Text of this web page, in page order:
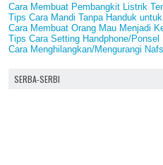
Cara Membuat Pembangkit Listrik
Tips Cara Mandi Tanpa Handuk
Cara Membuat Orang Mau Menjadi
Tips Cara Setting Handphone/
Cara Menghilangkan/Mengurangi
SERBA-SERBI